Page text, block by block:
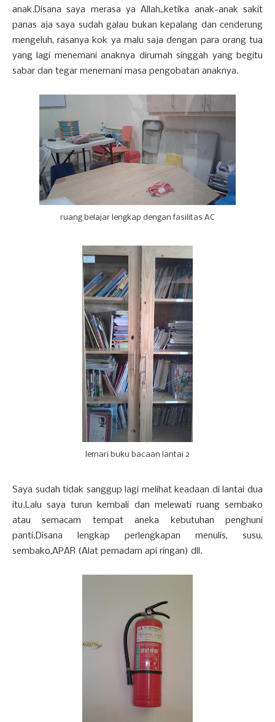
anak.Disana saya merasa ya Allah,,ketika anak-anak sakit
panas aja saya sudah galau bukan kepalang dan cenderung
mengeluh, rasanya kok ya malu saja dengan para orang tua
yang lagi menemani anaknya dirumah singgah yang begitu
sabar dan tegar menemani masa pengobatan anaknya.
ruang belajar lengkap dengan fasilitas AC
lemari buku bacaan lantai 2
Saya sudah tidak sanggup lagi melihat keadaan di lantai dua
itu.Lalu saya turun kembali dan melewati ruang sembako
atau semacam tempat aneka kebutuhan penghuni
panti.Disana lengkap perlengkapan menulis, susu,
sembako,APAR (Alat pemadam api ringan) dll.